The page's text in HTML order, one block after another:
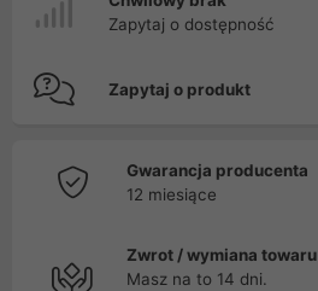
Zapytaj o dostępność
Zapytaj o produkt
Gwarancja producenta
12 miesiące
Zwrot / wymiana towaru
Masz na to 14 dni.